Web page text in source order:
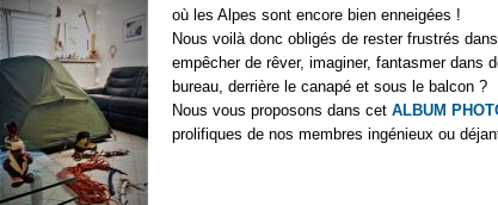
où les Alpes sont encore bien enneigées !
Nous voilà donc obligés de rester frustrés
empêcher de rêver, imaginer, fantasmer dans
bureau, derrière le canapé et sous le balcon ?
Nous vous proposons dans cetALBUM
prolifiques de nos membres ingénieux ou